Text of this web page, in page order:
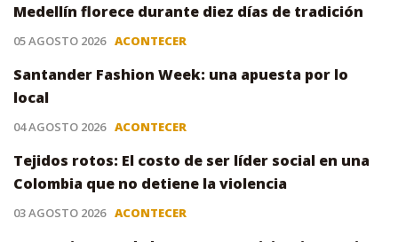
Medellín florece durante diez días de tradición
05 AGOSTO 2026 ACONTECER
Santander Fashion Week: una apuesta por lo
local
04 AGOSTO 2026 ACONTECER
Tejidos rotos: El costo de ser líder social en una
Colombia que no detiene la violencia
03 AGOSTO 2026 ACONTECER